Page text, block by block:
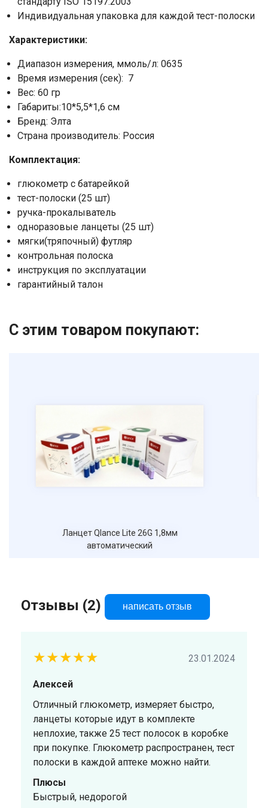
Индивидуальная упаковка для каждой тест-полоски
Характеристики:
Диапазон измерения, ммоль/л: 0635
Время измерения (сек): 7
Вес: 60 гр
Габариты:10*5,5*1,6 см
Бренд: Элта
Страна производитель: Россия
Комплектация:
глюкометр с батарейкой
тест-полоски (25 шт)
ручка-прокалыватель
одноразовые ланцеты (25 шт)
мягки(тряпочный) футляр
контрольная полоска
инструкция по эксплуатации
гарантийный талон
С этим товаром покупают:
Ланцет Qlance Lite 26G 1,8мм
автоматический
Отзывы (2) написать отзыв
★★★★★ 23.01.2024
Алексей
Отличный глюкометр, измеряет быстро,
ланцеты которые идут в комплекте
неплохие, также 25 тест полосок в коробке
при покупке. Глюкометр распространен, тест
полоски в каждой аптеке можно найти.
Плюсы
Быстрый, недорогой
Ваше имя
Номер телефона
Отправить